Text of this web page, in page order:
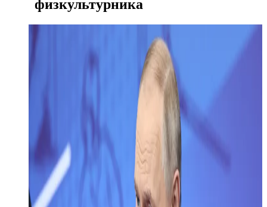
физкультурника